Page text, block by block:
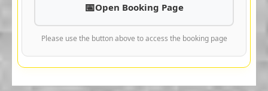
Open Booking Page
Please use the button above to access the booking page